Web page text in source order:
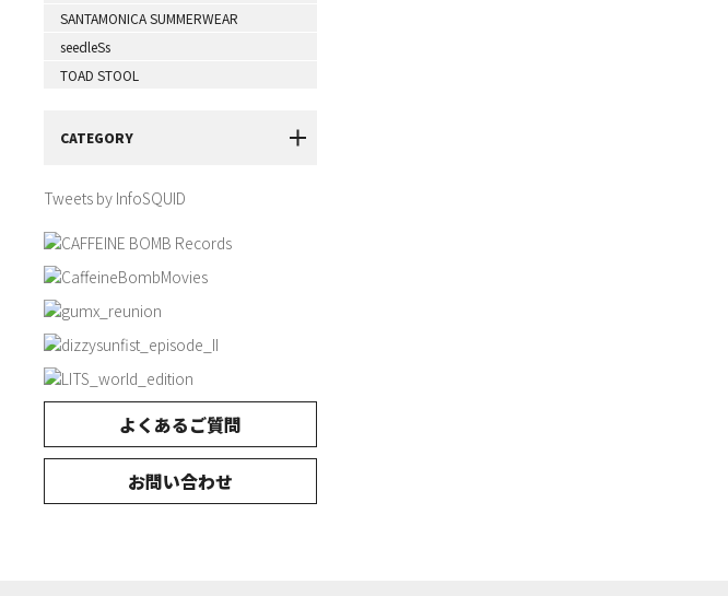
SANTAMONICA SUMMERWEAR
seedleSs
TOAD STOOL
CATEGORY
Tweets by InfoSQUID
よくあるご質問
お問い合わせ